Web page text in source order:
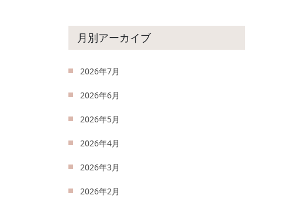
月別アーカイブ
2026年7月
2026年6月
2026年5月
2026年4月
2026年3月
2026年2月